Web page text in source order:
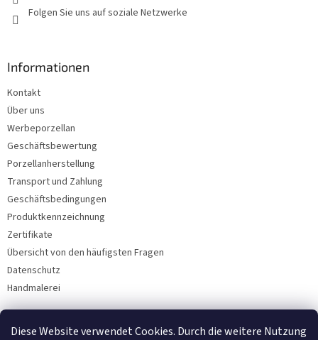
Diese Website verwendet Cookies. Durch die weitere Nutzung
Folgen Sie uns auf soziale Netzwerke
Informationen
Kontakt
Über uns
Werbeporzellan
Geschäftsbewertung
Porzellanherstellung
Transport und Zahlung
Geschäftsbedingungen
Produktkennzeichnung
Zertifikate
Übersicht von den häufigsten Fragen
Datenschutz
Handmalerei